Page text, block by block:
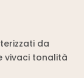
da
vivaci tonalità